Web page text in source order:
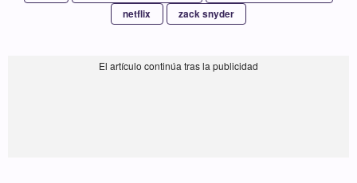
netflix
zack snyder